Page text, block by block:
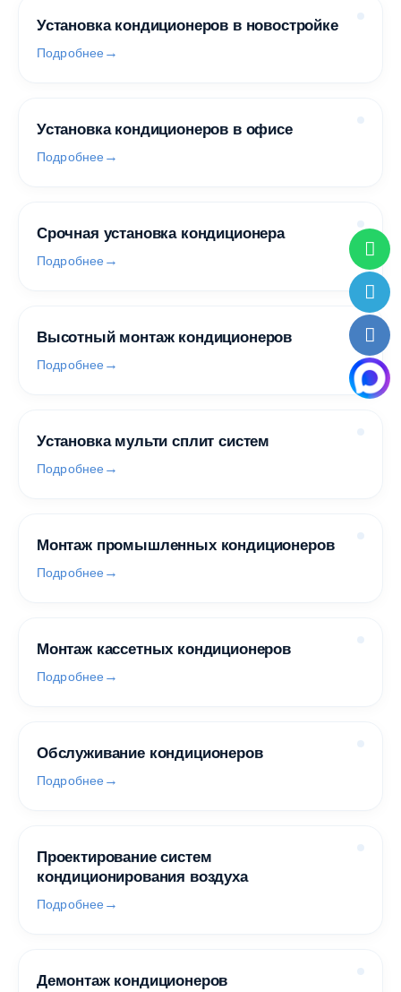
Установка кондиционеров в новостройке
Подробнее
Установка кондиционеров в офисе
Подробнее
Срочная установка кондиционера
Подробнее
Высотный монтаж кондиционеров
Подробнее
Установка мульти сплит систем
Подробнее
Монтаж промышленных кондиционеров
Подробнее
Монтаж кассетных кондиционеров
Подробнее
Обслуживание кондиционеров
Подробнее
Проектирование систем
кондиционирования воздуха
Подробнее
Демонтаж кондиционеров